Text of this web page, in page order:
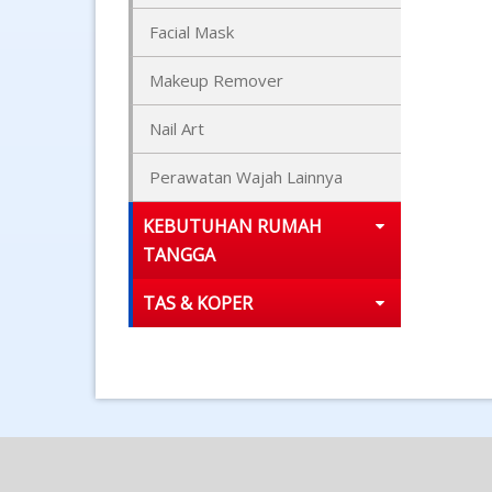
Facial Mask
Makeup Remover
Nail Art
Perawatan Wajah Lainnya
KEBUTUHAN RUMAH
TANGGA
TAS & KOPER